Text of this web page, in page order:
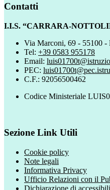
Contatti
I.I.S. “CARRARA-
Via Marconi, 69 - 55100 -
Tel: +39 0583 955178
Email:
PEC:
C.F.: 92056500462
Codice Ministeriale
Sezione Link Utili
Cookie policy
Note legali
Informativa Privacy
Ufficio Relazioni con il
Dichiarazione di